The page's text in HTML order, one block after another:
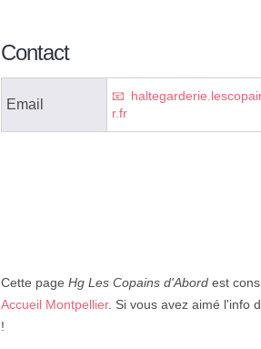
Contact
Email
r.fr
Cette page Hg Les Copains d'Abord est
Accueil Montpellier. Si vous avez aimé l'info
!